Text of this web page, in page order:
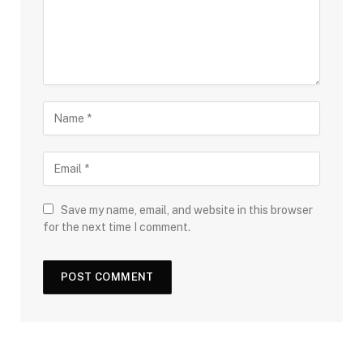
Save my name, email, and website in this browser
for the next time I comment.